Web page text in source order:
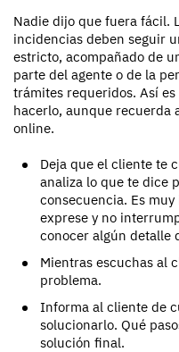
Nadie dijo que fuera fácil.
incidencias deben seguir
estricto, acompañado de
parte del agente o de la
trámites requeridos. Así
hacerlo, aunque recuerda
online.
Deja que el cliente te
analiza lo que te dice
consecuencia. Es
exprese y no
conocer algún detalle
Mientras escuchas al
problema.
Informa al cliente de
solucionarlo. Qué
solución final.